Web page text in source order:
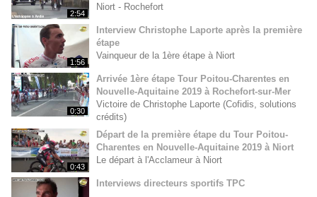
2:54
Niort - Rochefort
1:56
Interview Christophe Laporte après la première
étape
Vainqueur de la 1ère étape à Niort
0:30
Arrivée 1ère étape Tour Poitou-Charentes en
Nouvelle-Aquitaine 2019 à Rochefort-sur-Mer
Victoire de Christophe Laporte (Cofidis, solutions
crédits)
0:43
Départ de la première étape du Tour Poitou-
Charentes en Nouvelle-Aquitaine 2019 à Niort
Le départ à l'Acclameur à Niort
Interviews directeurs sportifs TPC